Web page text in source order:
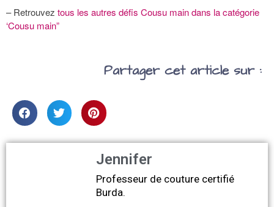
– Retrouvez tous les autres défis Cousu main dans la catégorie
‘Cousu main”
Partager cet article sur :
Jennifer
Professeur de couture certifié
Burda.